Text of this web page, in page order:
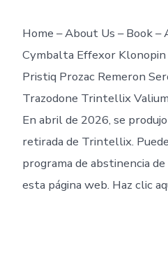
Home – About Us – Book –
Cymbalta Effexor
Pristiq Prozac Remeron
Trazodone Trintellix
En abril de 2026, se
retirada de Trintellix.
programa de abstinencia
esta página web. Haz clic